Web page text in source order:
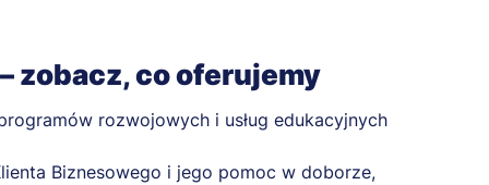
zobacz, co oferujemy
rozwojowych i usług edukacyjnych
Biznesowego i jego pomoc w doborze,